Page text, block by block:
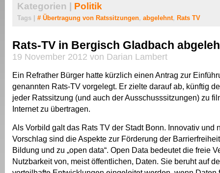
Kategorien | Politik
Tags | # Übertragung von Ratssitzungen, abgelehnt, Rats TV
Rats-TV in Bergisch Gladbach
19 November 2012 von Darian Lambert
Ein Refrather Bürger hatte kürzlich einen Antrag zur
genannten Rats-TV vorgelegt. Er zielte darauf ab, künftig
jeder Ratssitzung (und auch der Ausschusssitzungen) zu
Internet zu übertragen.
Als Vorbild galt das Rats TV der Stadt Bonn. Innovativ und
Vorschlag sind die Aspekte zur Förderung der
Bildung und zu „open data“. Open Data bedeutet die freie
Nutzbarkeit von, meist öffentlichen, Daten. Sie beruht auf